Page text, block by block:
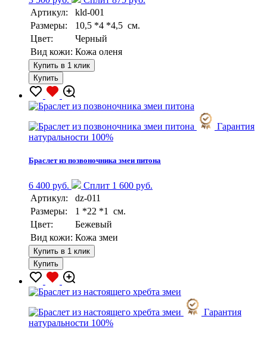
Артикул:
kld-001
Размеры:
10,5 *4 *4,5 см.
Цвет:
Черный
Вид кожи: Кожа оленя
Купить в 1 клик
Купить
Гарантия
натуральности 100%
Браслет из позвоночника змеи питона
6 400 руб.
Сплит 1 600 руб.
Артикул:
dz-011
Размеры:
1 *22 *1 см.
Цвет:
Бежевый
Вид кожи: Кожа змеи
Купить в 1 клик
Купить
Гарантия
натуральности 100%